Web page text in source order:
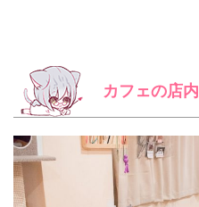
カフェの店内